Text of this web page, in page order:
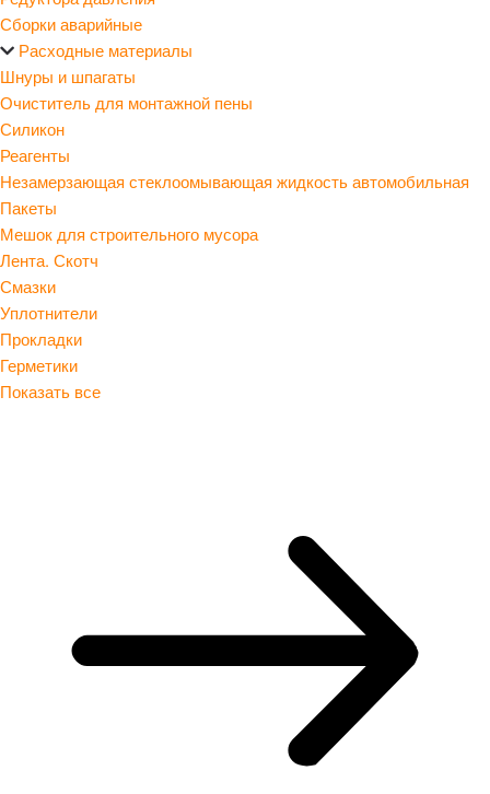
Сборки аварийные
Расходные материалы
Шнуры и шпагаты
Очиститель для монтажной пены
Силикон
Реагенты
Незамерзающая стеклоомывающая жидкость автомобильная
Пакеты
Мешок для строительного мусора
Лента. Скотч
Смазки
Уплотнители
Прокладки
Герметики
Показать все